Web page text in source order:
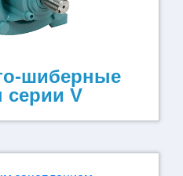
шиберные
серии V